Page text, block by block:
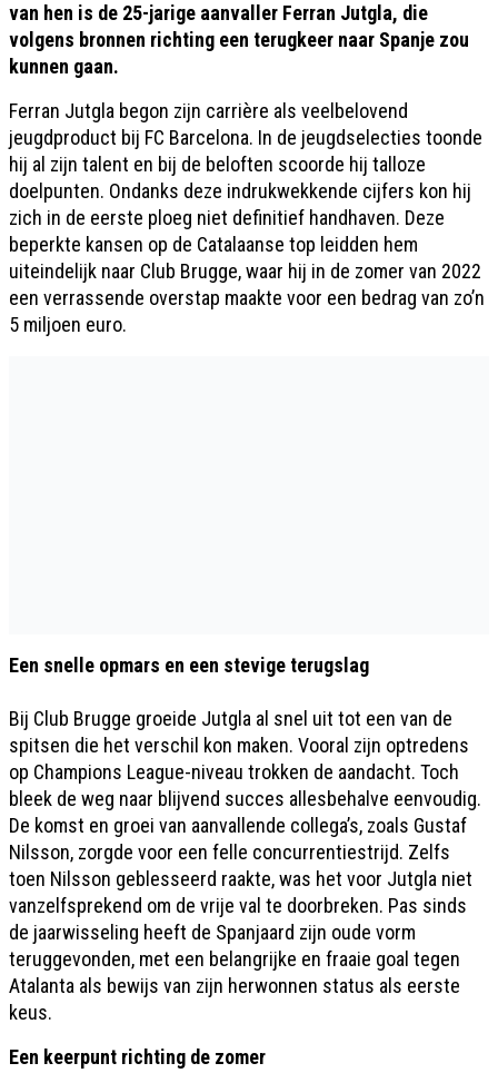
van hen is de 25-jarige aanvaller Ferran Jutgla, die
volgens bronnen richting een terugkeer naar Spanje zou
kunnen gaan.
Ferran Jutgla begon zijn carrière als veelbelovend
jeugdproduct bij FC Barcelona. In de jeugdselecties toonde
hij al zijn talent en bij de beloften scoorde hij talloze
doelpunten. Ondanks deze indrukwekkende cijfers kon hij
zich in de eerste ploeg niet definitief handhaven. Deze
beperkte kansen op de Catalaanse top leidden hem
uiteindelijk naar Club Brugge, waar hij in de zomer van 2022
een verrassende overstap maakte voor een bedrag van zo’n
5 miljoen euro.
Een snelle opmars en een stevige terugslag
Bij Club Brugge groeide Jutgla al snel uit tot een van de
spitsen die het verschil kon maken. Vooral zijn optredens
op Champions League-niveau trokken de aandacht. Toch
bleek de weg naar blijvend succes allesbehalve eenvoudig.
De komst en groei van aanvallende collega’s, zoals Gustaf
Nilsson, zorgde voor een felle concurrentiestrijd. Zelfs
toen Nilsson geblesseerd raakte, was het voor Jutgla niet
vanzelfsprekend om de vrije val te doorbreken. Pas sinds
de jaarwisseling heeft de Spanjaard zijn oude vorm
teruggevonden, met een belangrijke en fraaie goal tegen
Atalanta als bewijs van zijn herwonnen status als eerste
keus.
Een keerpunt richting de zomer